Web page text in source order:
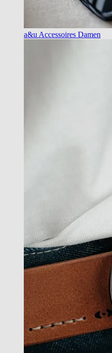
a&u Accessoires Damen